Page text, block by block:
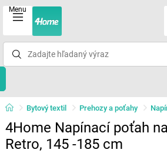
Menu
Bytový textil Prehozy a poťahy
4Home Napínací poťah
Retro, 145 -185 cm